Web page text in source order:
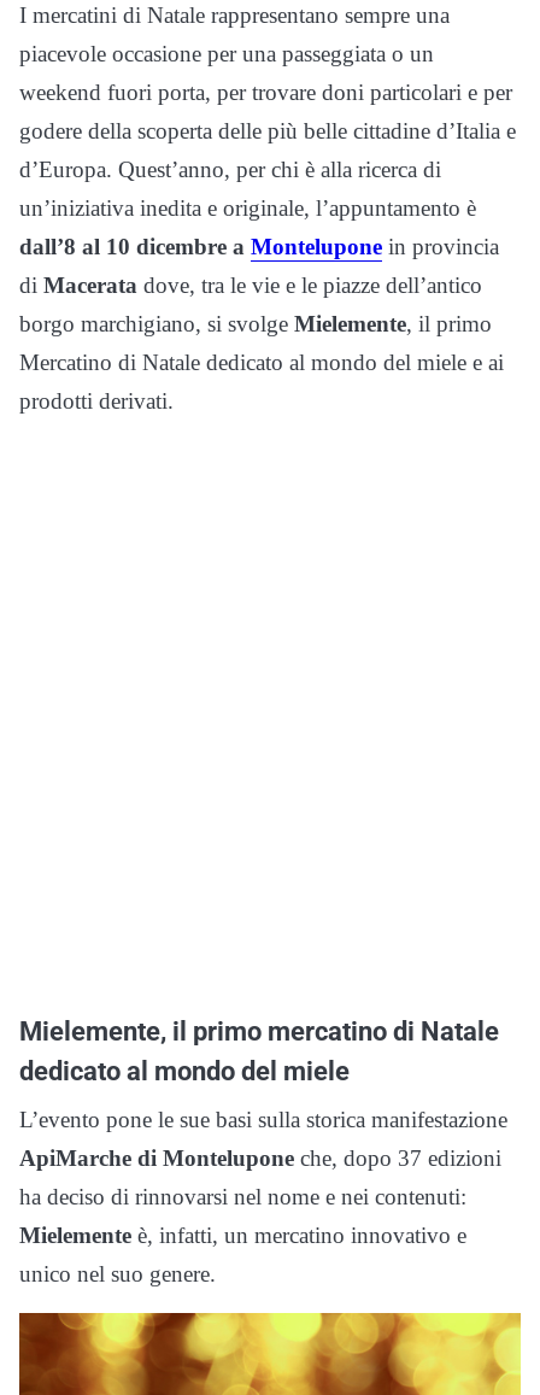
I mercatini di Natale rappresentano sempre una
piacevole occasione per una passeggiata o un
weekend fuori porta, per trovare doni particolari e per
godere della scoperta delle più belle cittadine d’Italia e
d’Europa. Quest’anno, per chi è alla ricerca di
un’iniziativa inedita e originale, l’appuntamento è
dall’8 al 10 dicembre a Montelupone in provincia
di Macerata dove, tra le vie e le piazze dell’antico
borgo marchigiano, si svolge Mielemente, il primo
Mercatino di Natale dedicato al mondo del miele e ai
prodotti derivati.
Mielemente, il primo mercatino di Natale
dedicato al mondo del miele
L’evento pone le sue basi sulla storica manifestazione
ApiMarche di Montelupone che, dopo 37 edizioni
ha deciso di rinnovarsi nel nome e nei contenuti:
Mielemente è, infatti, un mercatino innovativo e
unico nel suo genere.